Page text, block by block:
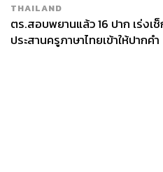
THAILAND
ตร.สอบพยานแล้ว 16 ปาก เร่งเ
ประสานครูภาษาไทยเข้าให้ปากคำ